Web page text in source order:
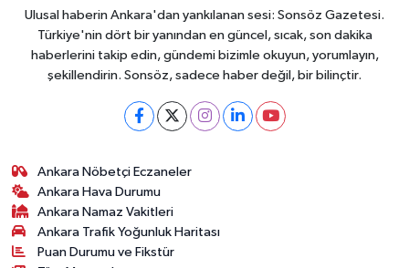
Ulusal haberin Ankara'dan yankılanan sesi: Sonsöz Gazetesi.
Türkiye'nin dört bir yanından en güncel, sıcak, son dakika
haberlerini takip edin, gündemi bizimle okuyun, yorumlayın,
şekillendirin. Sonsöz, sadece haber değil, bir bilinçtir.
Ankara Nöbetçi Eczaneler
Ankara Hava Durumu
Ankara Namaz Vakitleri
Ankara Trafik Yoğunluk Haritası
Puan Durumu ve Fikstür